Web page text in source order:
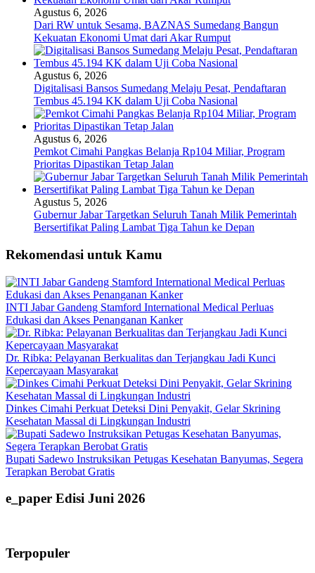
Agustus 6, 2026
Dari RW untuk Sesama, BAZNAS Sumedang Bangun
Kekuatan Ekonomi Umat dari Akar Rumput
Agustus 6, 2026
Digitalisasi Bansos Sumedang Melaju Pesat, Pendaftaran
Tembus 45.194 KK dalam Uji Coba Nasional
Agustus 6, 2026
Pemkot Cimahi Pangkas Belanja Rp104 Miliar, Program
Prioritas Dipastikan Tetap Jalan
Agustus 5, 2026
Gubernur Jabar Targetkan Seluruh Tanah Milik Pemerintah
Bersertifikat Paling Lambat Tiga Tahun ke Depan
Rekomendasi untuk Kamu
INTI Jabar Gandeng Stamford International Medical Perluas
Edukasi dan Akses Penanganan Kanker
Dr. Ribka: Pelayanan Berkualitas dan Terjangkau Jadi Kunci
Kepercayaan Masyarakat
Dinkes Cimahi Perkuat Deteksi Dini Penyakit, Gelar Skrining
Kesehatan Massal di Lingkungan Industri
Bupati Sadewo Instruksikan Petugas Kesehatan Banyumas, Segera
Terapkan Berobat Gratis
e_paper Edisi Juni 2026
Terpopuler